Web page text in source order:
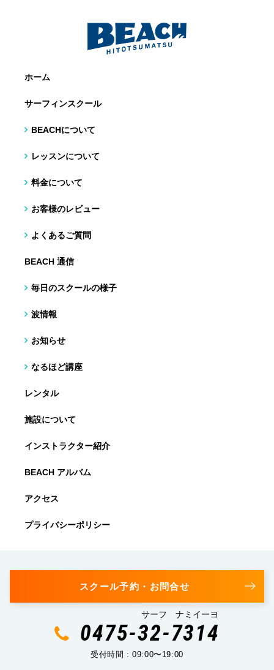
ホーム
サーフィンスクール
BEACHについて
レッスンについて
料金について
お客様のレビュー
よくあるご質問
BEACH 通信
毎日のスクールの様子
波情報
お知らせ
なるほど講座
レンタル
施設について
インストラクター紹介
BEACH アルバム
アクセス
プライバシーポリシー
スクール予約・お問合せ
サーフ ナミイーヨ
0475-32-7314
受付時間 : 09:00〜19:00